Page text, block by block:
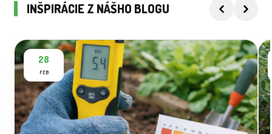
INŠPIRÁCIE Z NÁŠHO BLOGU
28
FEB